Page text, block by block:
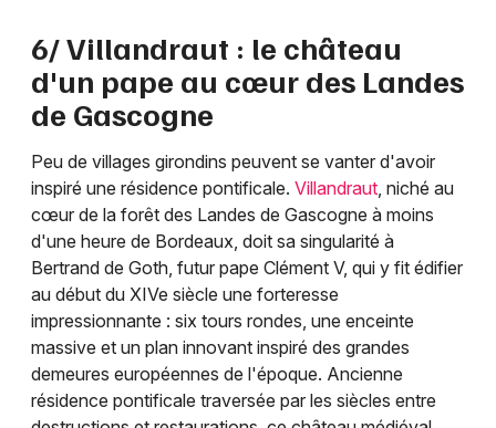
6/ Villandraut : le château
d'un pape au cœur des Landes
de Gascogne
Peu de villages girondins peuvent se vanter d'avoir
inspiré une résidence pontificale. Villandraut , niché au
cœur de la forêt des Landes de Gascogne à moins
d'une heure de Bordeaux, doit sa singularité à
Bertrand de Goth, futur pape Clément V, qui y fit édifier
au début du XIVe siècle une forteresse
impressionnante : six tours rondes, une enceinte
massive et un plan innovant inspiré des grandes
demeures européennes de l'époque. Ancienne
résidence pontificale traversée par les siècles entre